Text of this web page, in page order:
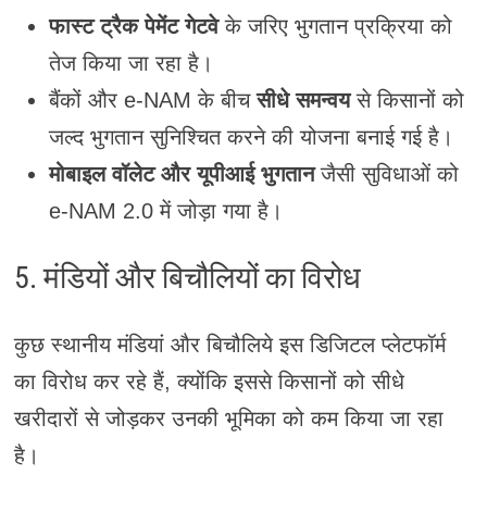
फास्ट ट्रैक पेमेंट गेटवेके जरिए भुगतान प्रक्रिया को
तेज किया जा रहा है।
बैंकों और e-NAM के बीचसीधे समन्वयसे किसानों को
जल्द भुगतान सुनिश्चित करने की योजना बनाई गई है।
मोबाइल वॉलेट और यूपीआई भुगतानजैसी सुविधाओं को
e-NAM 2.0 में जोड़ा गया है।
5. मंडियों और बिचौलियों का विरोध
कुछ स्थानीय मंडियां और बिचौलिये इस डिजिटल प्लेटफॉर्म
का विरोध कर रहे हैं, क्योंकि इससे किसानों को सीधे
खरीदारों से जोड़कर उनकी भूमिका को कम किया जा रहा
है।